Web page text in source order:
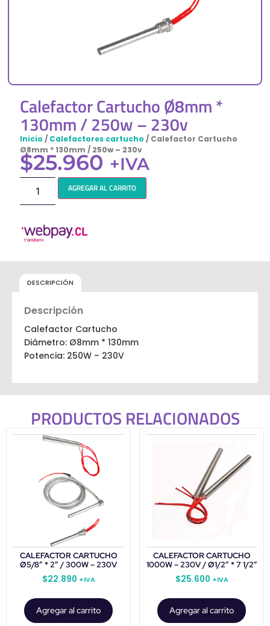
Calefactor Cartucho Ø8mm *
130mm / 250w – 230v
Inicio / Calefactores cartucho / Calefactor Cartucho
Ø8mm * 130mm / 250w – 230v
$25.960 +IVA
AGREGAR AL CARRITO
DESCRIPCIÓN
Descripción
Calefactor Cartucho
Diámetro: Ø8mm * 130mm
Potencia: 250W – 230V
PRODUCTOS RELACIONADOS
CALEFACTOR CARTUCHO
Ø5/8″ * 2″ / 300W – 230V
$22.890 +IVA
Agregar al carrito
CALEFACTOR CARTUCHO
1000W – 230V / Ø1/2” * 7 1/2”
$25.600 +IVA
Agregar al carrito